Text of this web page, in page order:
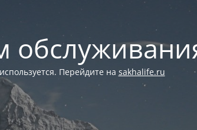
Перейдите на sakhalife.ru